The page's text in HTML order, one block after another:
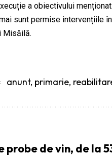
a obiectivului
sunt permise intervențiile
Misăilă.
anunt, primarie,
probe de vin, de la